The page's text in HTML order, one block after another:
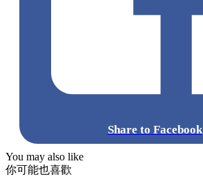
Share to Facebook
You may also like
你可能也喜歡